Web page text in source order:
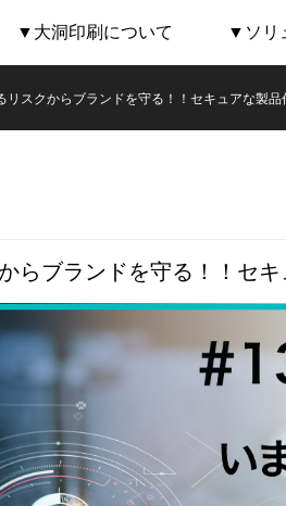
▼大洞印刷について ▼ソリ
リスクからブランドを守る！！セキュアな製
らブランドを守る！！セ